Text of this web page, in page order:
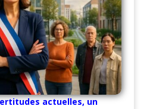
actuelles, un